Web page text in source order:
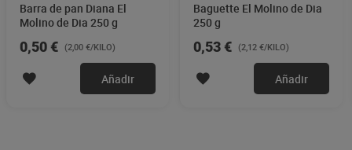
Barra de pan Diana El
Molino de Dia 250 g
0,50 € (2,00 €/KILO)
Añadir
Baguette El Molino de Dia
250 g
0,53 € (2,12 €/KILO)
Añadir